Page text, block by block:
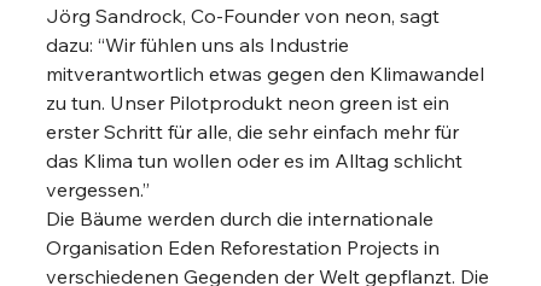
Jörg Sandrock, Co-Founder von neon, sagt
dazu: “Wir fühlen uns als Industrie
mitverantwortlich etwas gegen den Klimawandel
zu tun. Unser Pilotprodukt neon green ist ein
erster Schritt für alle, die sehr einfach mehr für
das Klima tun wollen oder es im Alltag schlicht
vergessen.”
Die Bäume werden durch die internationale
Organisation Eden Reforestation Projects in
verschiedenen Gegenden der Welt gepflanzt. Die